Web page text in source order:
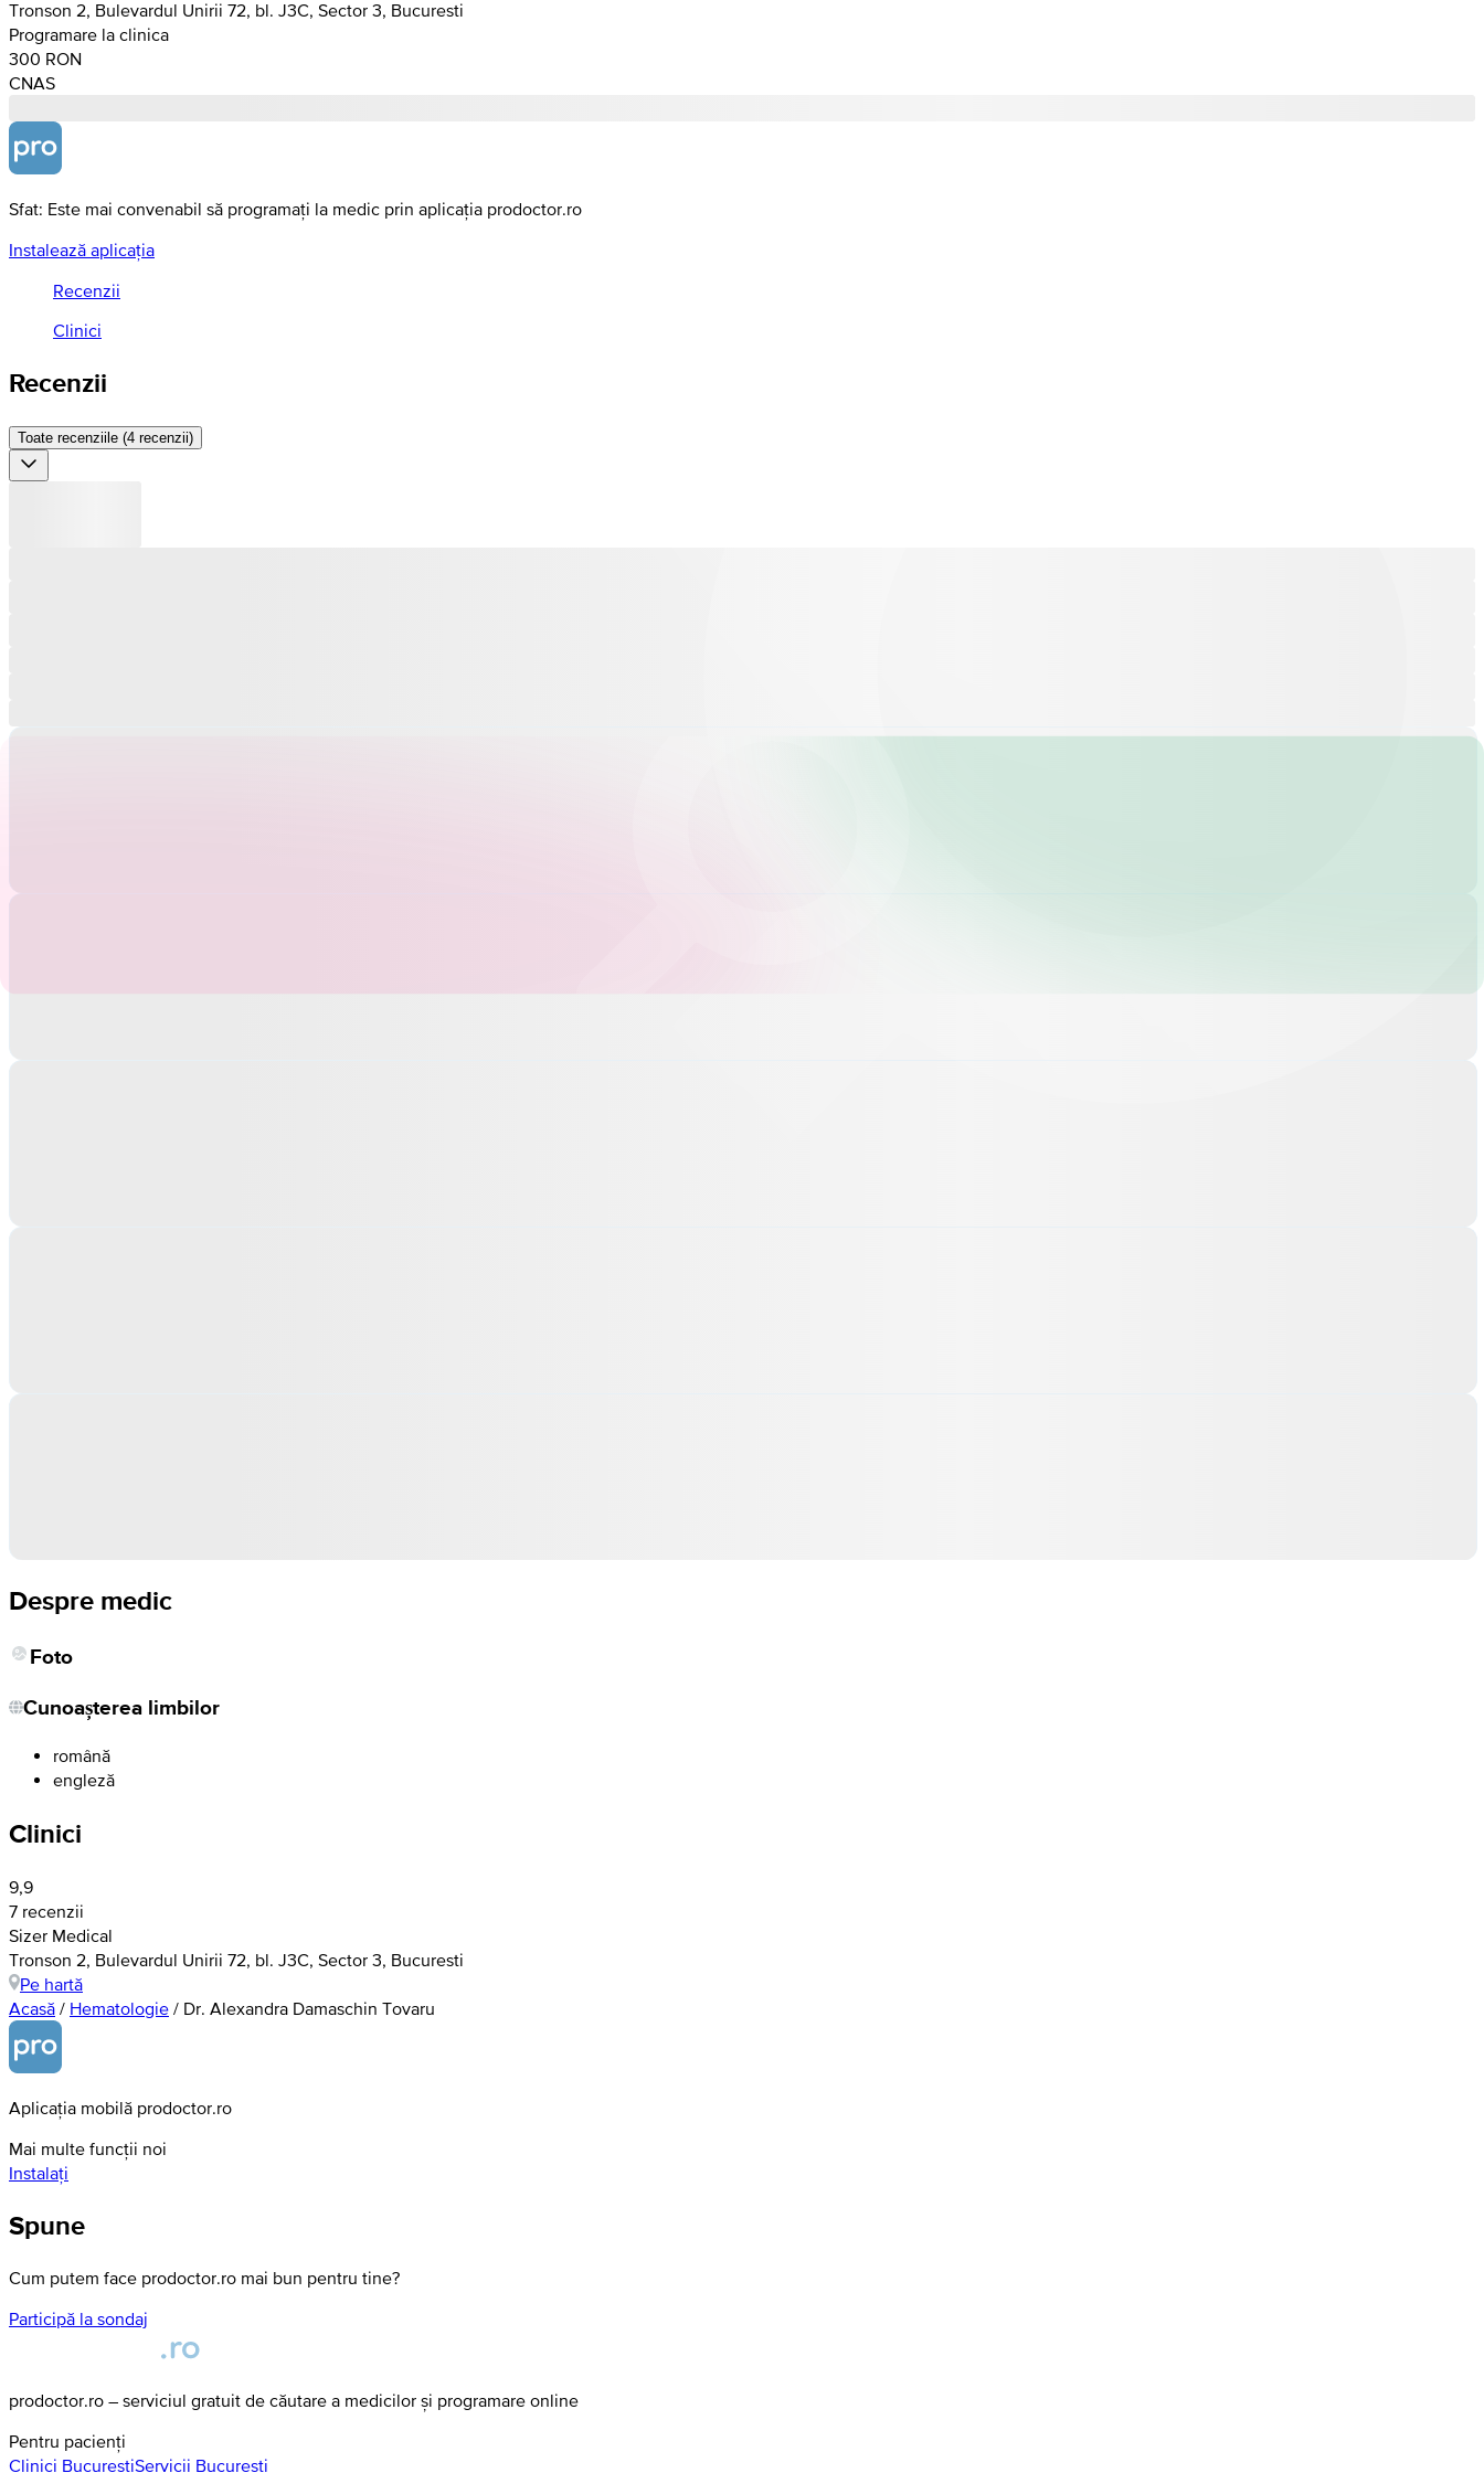
Tronson 2, Bulevardul Unirii 72, bl. J3C, Sector 3, Bucuresti
Programare la clinica
300 RON
CNAS
Sfat: Este mai convenabil să programați la medic prin aplicația prodoctor.ro
Instalează aplicația
Recenzii
Clinici
Recenzii
Toate recenziile (4 recenzii)
Despre medic
Foto
Cunoașterea limbilor
română
engleză
Clinici
9,9
7 recenzii
Sizer Medical
Tronson 2, Bulevardul Unirii 72, bl. J3C, Sector 3, Bucuresti
Pe hartă
Acasă / Hematologie / Dr. Alexandra Damaschin Tovaru
Aplicația mobilă prodoctor.ro
Mai multe funcții noi
Instalați
Spune
Cum putem face prodoctor.ro mai bun pentru tine?
Participă la sondaj
prodoctor.ro – serviciul gratuit de căutare a medicilor și programare online
Pentru pacienți
Clinici BucurestiServicii Bucuresti